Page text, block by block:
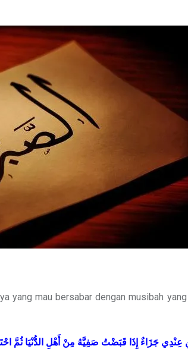
yang mau bersabar dengan musibah
عِنْدِي جَزَاءٌ إِذَا قَبَضْتُ صَفِيَّهُ مِنْ أَهْلِ الدُّنْيَا ثُمَّ